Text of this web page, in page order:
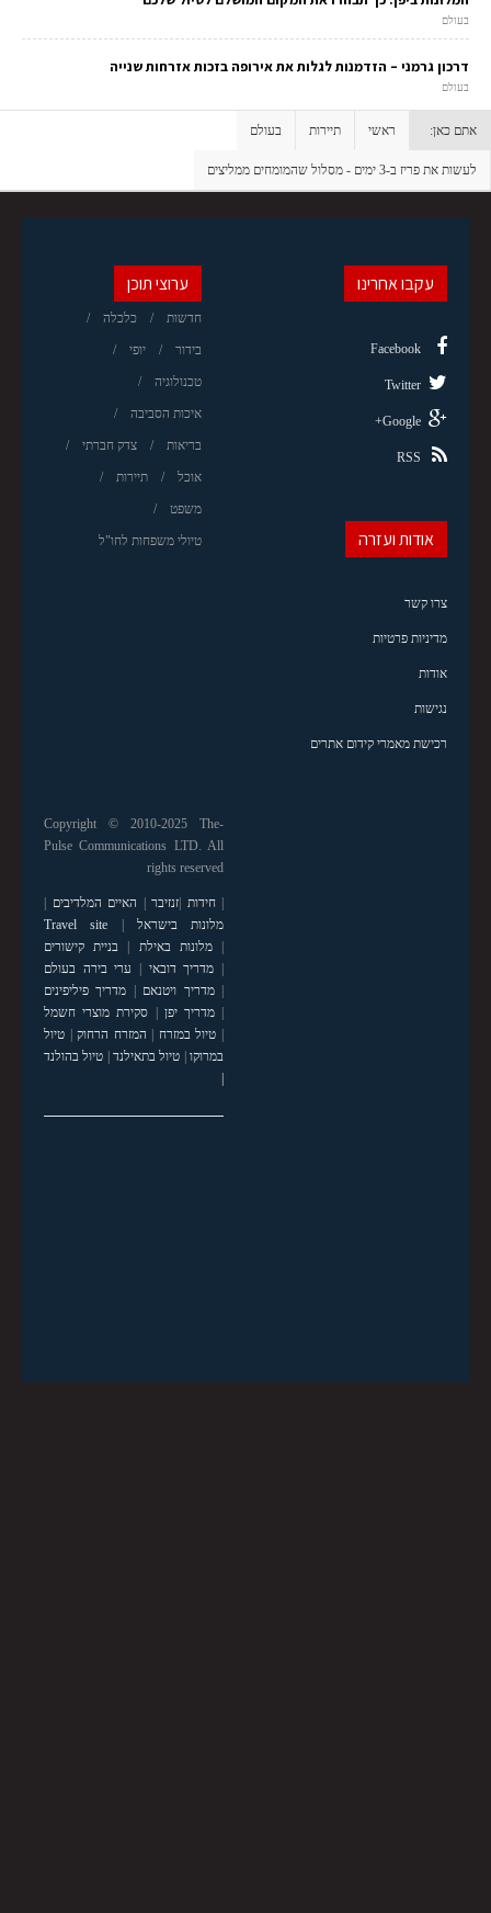
בעולם
דרכון גרמני – הזדמנות לגלות את אירופה בזכות אזרחות שנייה
בעולם
אתם כאן: ראשי תיירות בעולם
לעשות את פריז ב-3 ימים - מסלול שהמומחים ממליצים
ערוצי תוכן
חדשות כלכלה
בידור יופי
טכנולוגיה
איכות הסביבה
בריאות צדק חברתי
אוכל תיירות
משפט
טיולי משפחות לחו"ל
עקבו אחרינו
Facebook
Twitter
Google+
RSS
אודות ועזרה
צרו קשר
מדיניות פרטיות
אודות
נגישות
רכישת מאמרי קידום אתרים
Copyright © 2010-2025 The-
Pulse Communications LTD. All
rights reserved
|חידות זנזיבר האיים המלדיבים
מלונות בישראל
Travel site
|מלונות באילת
בניית קישורים
מדריך דובאי
ערי בירה בעולם
|מדריך ויטנאם
מדריך פיליפינים
|מדריך יפן
סקירת מוצרי חשמל
טיול במזרח המזרח הרחוק| טיול
במרוקו| טיול בתאילנד| טיול בהולנד